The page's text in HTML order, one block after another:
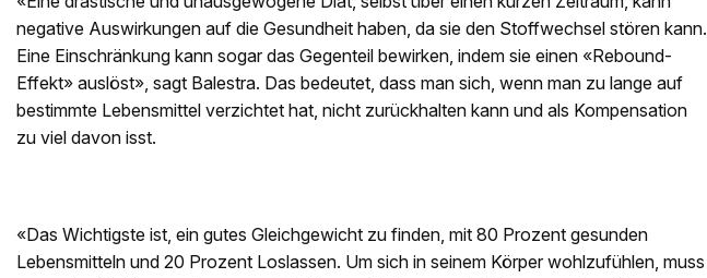
negative Auswirkungen auf die Gesundheit haben, da sie den Stoffwechsel stören kann.
Eine Einschränkung kann sogar das Gegenteil bewirken, indem sie einen «Rebound-
Effekt» auslöst», sagt Balestra. Das bedeutet, dass man sich, wenn man zu lange auf
bestimmte Lebensmittel verzichtet hat, nicht zurückhalten kann und als Kompensation
zu viel davon isst.
«Das Wichtigste ist, ein gutes Gleichgewicht zu finden, mit 80 Prozent gesunden
Lebensmitteln und 20 Prozent Loslassen. Um sich in seinem Körper wohlzufühlen, muss